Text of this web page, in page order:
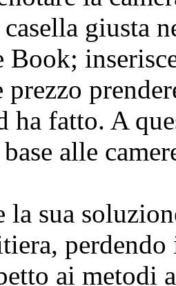
casella giusta
prezzo
ha fatto. A
alle
la sua
ai metodi